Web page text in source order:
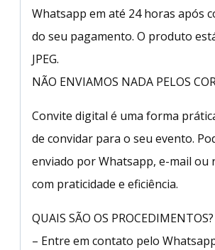
Whatsapp em até 24 horas após
do seu pagamento. O produto
JPEG.
NÃO ENVIAMOS NADA PELOS
Convite digital é uma forma
de convidar para o seu evento.
enviado por Whatsapp, e-mail ou
com praticidade e eficiência.
QUAIS SÃO OS PROCEDIMENTOS?
– Entre em contato pelo